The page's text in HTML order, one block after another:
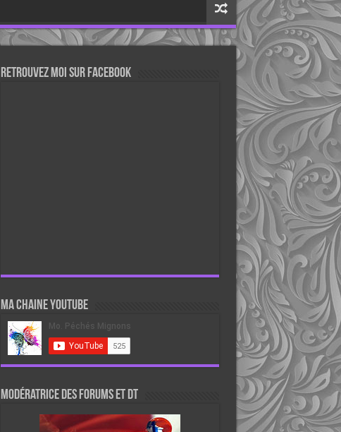
Retrouvez moi sur Facebook
Ma chaine Youtube
Modératrice des forums et DT